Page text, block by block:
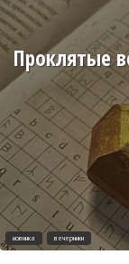
Проклятые
новинка вечеринки